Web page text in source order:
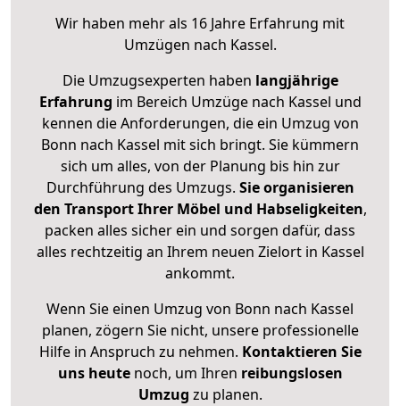
Wir haben mehr als 16 Jahre Erfahrung mit
Umzügen nach Kassel.
Die Umzugsexperten haben langjährige
Erfahrung im Bereich Umzüge nach Kassel und
kennen die Anforderungen, die ein Umzug von
Bonn nach Kassel mit sich bringt. Sie kümmern
sich um alles, von der Planung bis hin zur
Durchführung des Umzugs. Sie organisieren
den Transport Ihrer Möbel und Habseligkeiten,
packen alles sicher ein und sorgen dafür, dass
alles rechtzeitig an Ihrem neuen Zielort in Kassel
ankommt.
Wenn Sie einen Umzug von Bonn nach Kassel
planen, zögern Sie nicht, unsere professionelle
Hilfe in Anspruch zu nehmen. Kontaktieren Sie
uns heutenoch, um Ihren reibungslosen
Umzug zu planen.